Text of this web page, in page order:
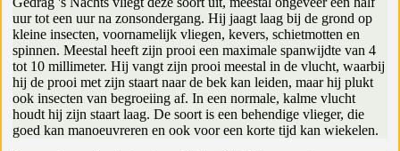
uur tot een uur na zonsondergang. Hij jaagt laag bij de grond op
kleine insecten, voornamelijk vliegen, kevers, schietmotten en
spinnen. Meestal heeft zijn prooi een maximale spanwijdte van 4
tot 10 millimeter. Hij vangt zijn prooi meestal in de vlucht, waarbij
hij de prooi met zijn staart naar de bek kan leiden, maar hij plukt
ook insecten van begroeiing af. In een normale, kalme vlucht
houdt hij zijn staart laag. De soort is een behendige vlieger, die
goed kan manoeuvreren en ook voor een korte tijd kan wiekelen.